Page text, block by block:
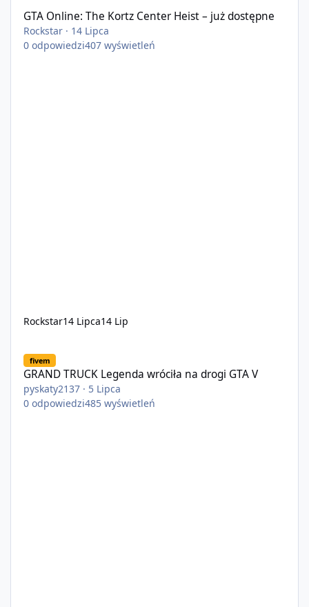
GTA Online: The Kortz Center Heist – już dostępne
Rockstar · 14 Lipca
0 odpowiedzi407 wyświetleń
Rockstar14 Lipca14 Lip
fivem
GRAND TRUCK Legenda wróciła na drogi GTA V
pyskaty2137 · 5 Lipca
0 odpowiedzi485 wyświetleń